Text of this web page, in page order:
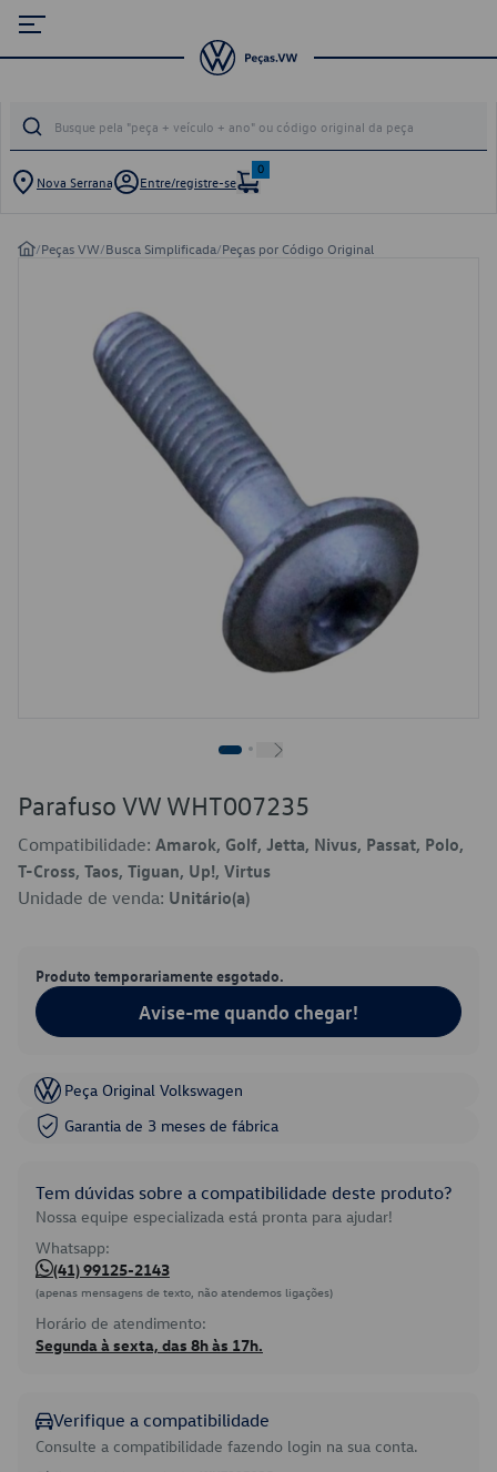
Nova Serrana Entre/registre-se
0
/Peças VW/Busca Simplificada/Peças por Código Original
Parafuso VW WHT007235
Compatibilidade: Amarok, Golf, Jetta, Nivus, Passat, Polo,
T-Cross, Taos, Tiguan, Up!, Virtus
Unidade de venda: Unitário(a)
Produto temporariamente esgotado.
Avise-me quando chegar!
Peça Original Volkswagen
Garantia de 3 meses de fábrica
Tem dúvidas sobre a compatibilidade deste produto?
Nossa equipe especializada está pronta para ajudar!
Whatsapp:
(41) 99125-2143
(apenas mensagens de texto, não atendemos ligações)
Horário de atendimento:
Segunda à sexta, das 8h às 17h.
Verifique a compatibilidade
Consulte a compatibilidade fazendo login na sua conta.